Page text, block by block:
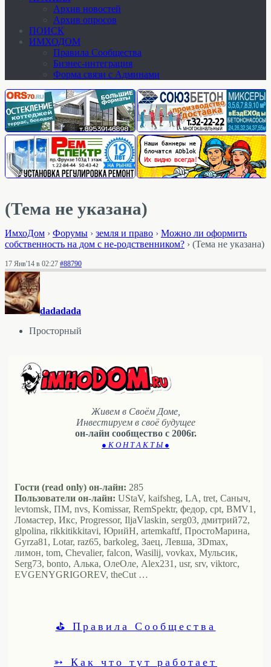
Архив новостей
Архив опросов
ПОИСК
ИМХОДОМ
Правила Сообщества
Бизнес-интеграция
Форма связи с Админами
(Тема не указана)
ИмхоДом › Форумы › земля и право › Можно ли оформить
собственность на дом с не-родственником? › (Тема не указана)
17 Янв'14 в 02:27 #88790
dadadada
Просторный
Живем в Своём Доме,
Инвестируем в своё будущее
он-лайн сообщество с 2006г.
● К О Н Т А К Т Ы ●
Гости (read only) он-лайн: 285
Пользователи он-лайн: UStaV, kaifsheg, LA, tret, Саныч,
levtomsk, ПМ, nvs, Komissar, RemSpektr, федор, cpt, BMV1,
Ломастер, Икс, Progressor, IljaVlaskin, serg03, дмитрий72,
glpolina, rikkitikkitavi, ЮрийН, artemkaftf, ПростоМарина,
Gyrza81, Lotar, raz65, barkoleg, Заец, Левша, 3Dmax,
лимон, tom, Chevalier, falcon, Wasilij, vovkax, Мульсик,
Serg73, bonto, Алька, ОлеОле, Alex231, usr, srv, viktorc,
EVGENYGRIGOREV, theCut …
⛳ Правила Сообщества
➳ Как что тут работает